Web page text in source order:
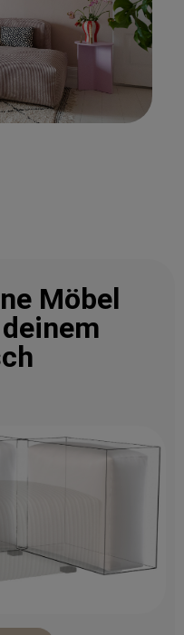
Möbel